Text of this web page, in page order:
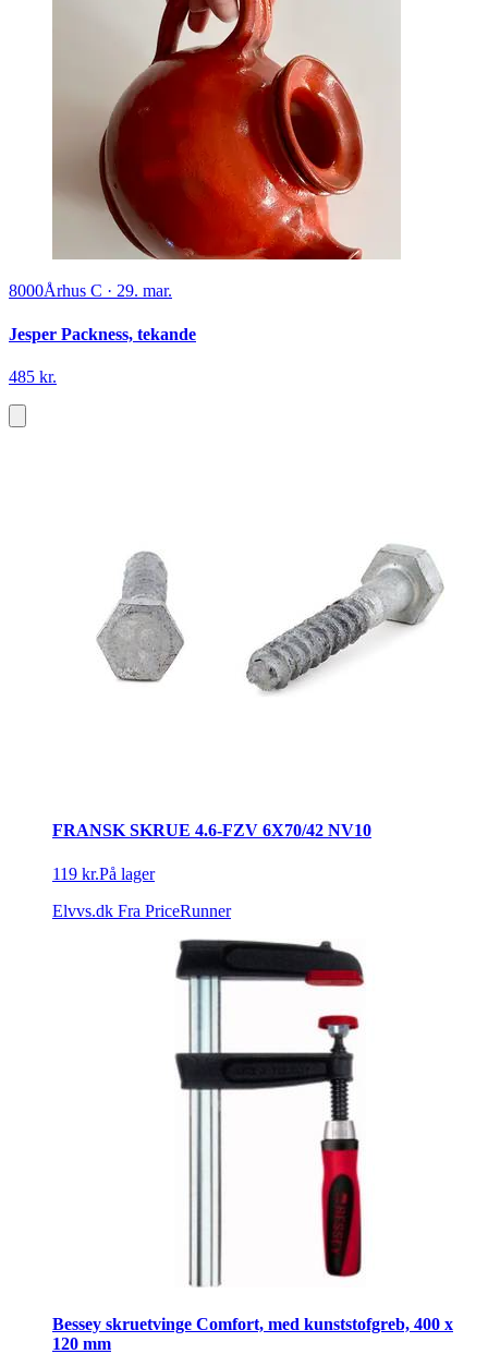
8000Århus C · 29. mar.
Jesper Packness, tekande
485 kr.
FRANSK SKRUE 4.6-FZV 6X70/42 NV10
119 kr.På lager
Elvvs.dk Fra PriceRunner
Bessey skruetvinge Comfort, med kunststofgreb, 400 x
120 mm